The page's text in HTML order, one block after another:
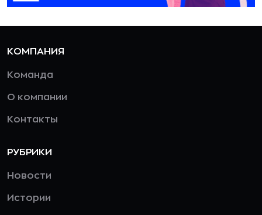
КОМПАНИЯ
Команда
О компании
Контакты
РУБРИКИ
Новости
Истории